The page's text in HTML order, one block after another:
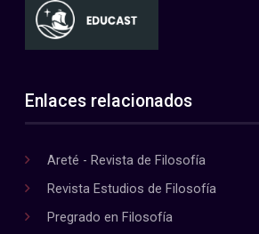
Enlaces relacionados
Areté - Revista de Filosofía
Revista Estudios de Filosofía
Pregrado en Filosofía